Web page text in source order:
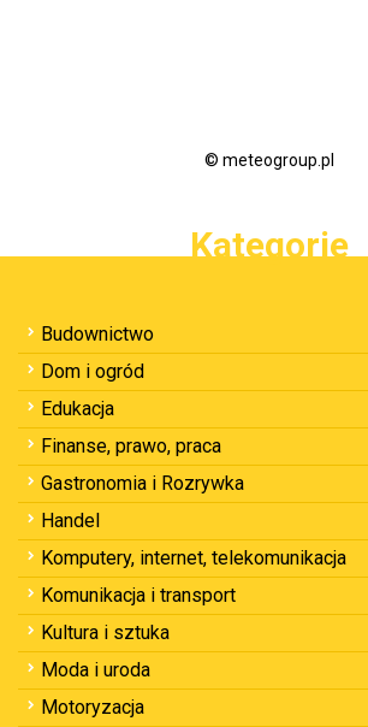
© meteogroup.pl
Kategorie
Budownictwo
Dom i ogród
Edukacja
Finanse, prawo, praca
Gastronomia i Rozrywka
Handel
Komputery, internet, telekomunikacja
Komunikacja i transport
Kultura i sztuka
Moda i uroda
Motoryzacja